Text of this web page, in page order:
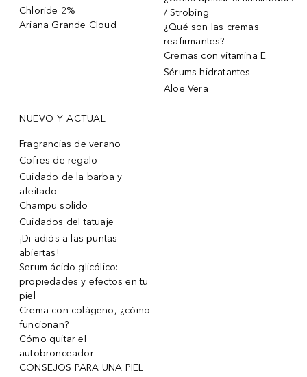
Chloride 2%
Ariana Grande Cloud
/ Strobing
¿Qué son las cremas
reafirmantes?
Cremas con vitamina E
Sérums hidratantes
Aloe Vera
NUEVO Y ACTUAL
Fragrancias de verano
Cofres de regalo
Cuidado de la barba y
afeitado
Champu solido
Cuidados del tatuaje
¡Di adiós a las puntas
abiertas!
Serum ácido glicólico:
propiedades y efectos en tu
piel
Crema con colágeno, ¿cómo
funcionan?
Cómo quitar el
autobronceador
CONSEJOS PARA UNA PIEL